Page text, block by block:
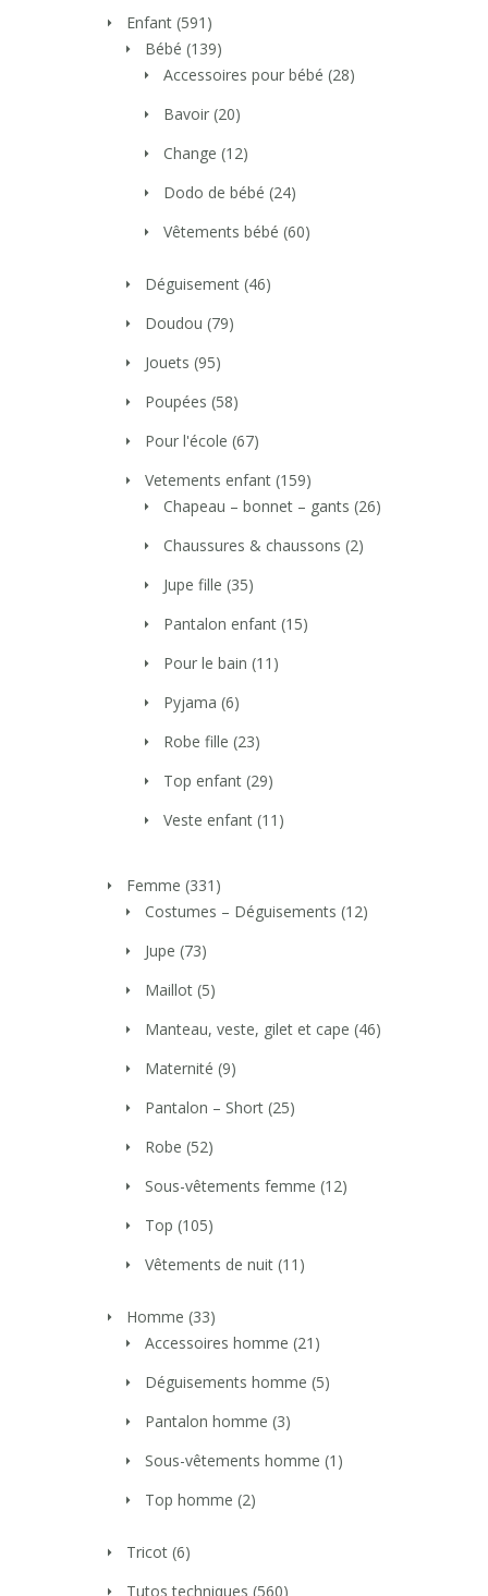
Enfant (591)
Bébé (139)
Accessoires pour bébé (28)
Bavoir (20)
Change (12)
Dodo de bébé (24)
Vêtements bébé (60)
Déguisement (46)
Doudou (79)
Jouets (95)
Poupées (58)
Pour l'école (67)
Vetements enfant (159)
Chapeau – bonnet – gants (26)
Chaussures & chaussons (2)
Jupe fille (35)
Pantalon enfant (15)
Pour le bain (11)
Pyjama (6)
Robe fille (23)
Top enfant (29)
Veste enfant (11)
Femme (331)
Costumes – Déguisements (12)
Jupe (73)
Maillot (5)
Manteau, veste, gilet et cape (46)
Maternité (9)
Pantalon – Short (25)
Robe (52)
Sous-vêtements femme (12)
Top (105)
Vêtements de nuit (11)
Homme (33)
Accessoires homme (21)
Déguisements homme (5)
Pantalon homme (3)
Sous-vêtements homme (1)
Top homme (2)
Tricot (6)
Tutos techniques (560)